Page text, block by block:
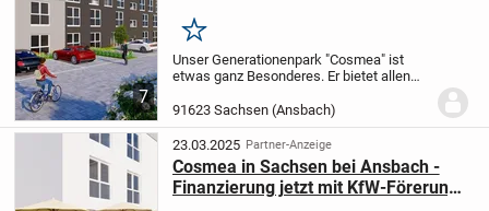
7
Merken
Unser Generationenpark "Cosmea" ist
etwas ganz Besonderes. Er bietet allen
selbstbestimmtes Leben brauchen, egal
ob zu zweit oder alleine.Moderne und
gelungene Wohnungsgru...
91623 Sachsen (Ansbach)
23.03.2025 Partner-Anzeige
Cosmea in Sachsen bei Ansbach -
Finanzierung jetzt mit KfW-Förerung